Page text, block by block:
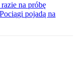
na próbę
pojadą na